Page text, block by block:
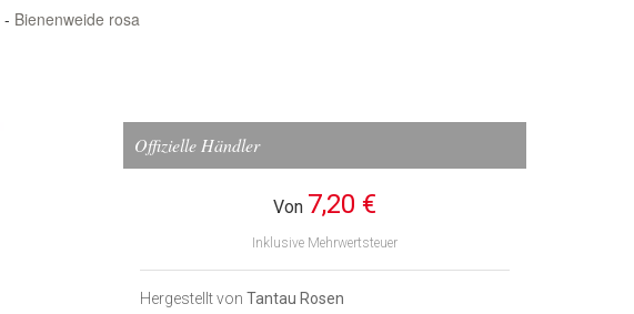
- Bienenweide rosa
Offizielle Händler
Von 7,20 €
Inklusive Mehrwertsteuer
Hergestellt von Tantau Rosen